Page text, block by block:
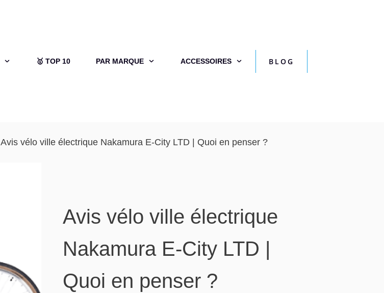
🥇 TOP 10 PAR MARQUE ACCESSOIRES BLOG
Avis vélo ville électrique Nakamura E-City LTD | Quoi en penser ?
Avis vélo ville électrique
Nakamura E-City LTD |
Quoi en penser ?